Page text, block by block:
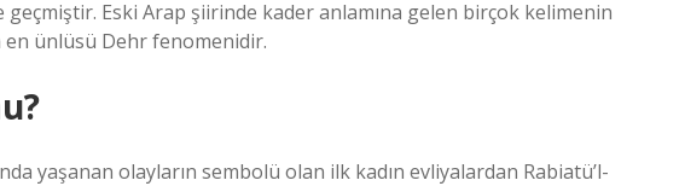
Eski Arap şiirinde kader anlamına gelen birçok kelimenin
en ünlüsü Dehr fenomenidir.
yaşanan olayların sembolü olan ilk kadın evliyalardan Rabiatü’l-